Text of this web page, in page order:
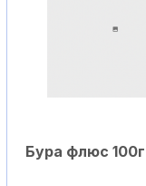
Бура флюс 100г